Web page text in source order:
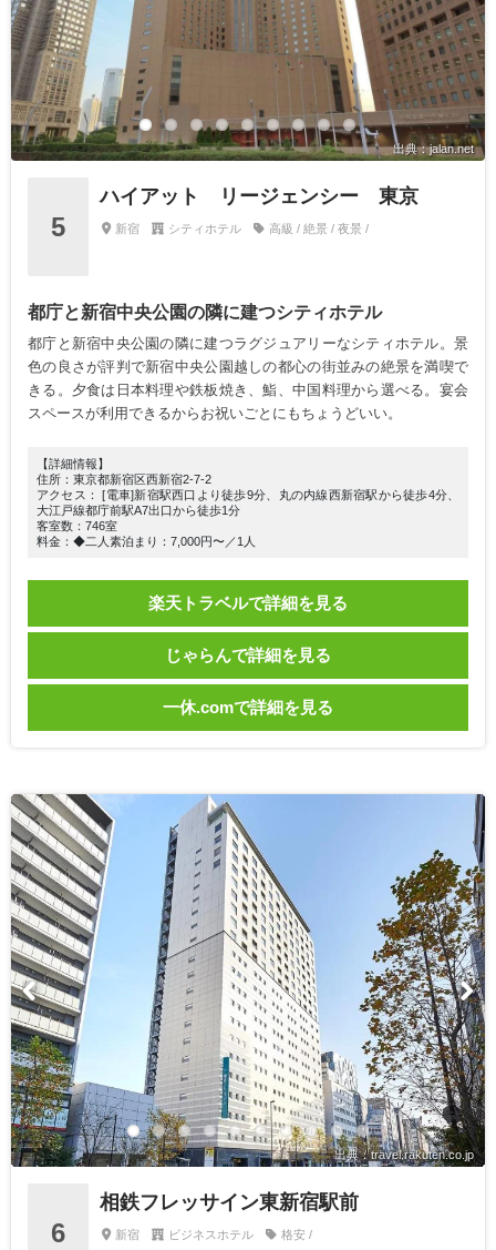
出典：jalan.net
5
ハイアット リージェンシー 東京
新宿 シティホテル 高級 / 絶景 / 夜景 /
都庁と新宿中央公園の隣に建つシティホテル
都庁と新宿中央公園の隣に建つラグジュアリーなシティホテル。景
色の良さが評判で新宿中央公園越しの都心の街並みの絶景を満喫で
きる。夕食は日本料理や鉄板焼き、鮨、中国料理から選べる。宴会
スペースが利用できるからお祝いごとにもちょうどいい。
【詳細情報】
住所：東京都新宿区西新宿2-7-2
アクセス： [電車]新宿駅西口より徒歩9分、丸の内線西新宿駅から徒歩4分、
大江戸線都庁前駅A7出口から徒歩1分
客室数：746室
料金：◆二人素泊まり：7,000円〜／1人
楽天トラベルで詳細を見る
じゃらんで詳細を見る
一休.comで詳細を見る
出典：travel.rakuten.co.jp
6
相鉄フレッサイン東新宿駅前
新宿 ビジネスホテル 格安 /